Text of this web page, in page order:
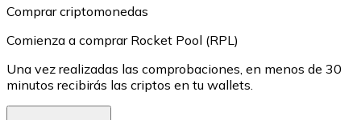
Comprar criptomonedas
Comienza a comprar Rocket Pool (RPL)
Una vez realizadas las comprobaciones, en menos de 30
minutos recibirás las criptos en tu wallets.